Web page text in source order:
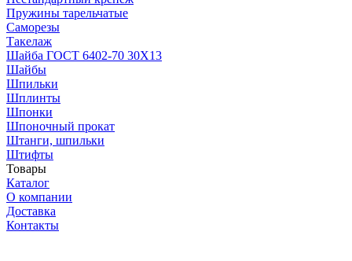
Пружины тарельчатые
Саморезы
Такелаж
Шайба ГОСТ 6402-70 30Х13
Шайбы
Шпильки
Шплинты
Шпонки
Шпоночный прокат
Штанги, шпильки
Штифты
Товары
Каталог
О компании
Доставка
Контакты